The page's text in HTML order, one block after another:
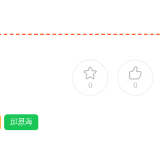
0 0
邱恩海